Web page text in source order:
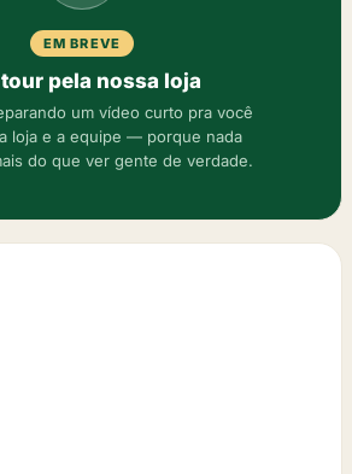
EM BREVE
tour pela nossa loja
um vídeo curto pra você
loja e a equipe — porque nada
do que ver gente de verdade.